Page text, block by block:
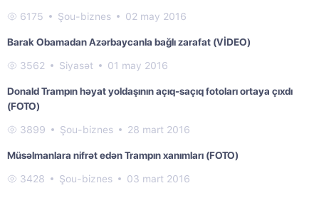
6175 Şou-biznes 02 may 2016
Barak Obamadan Azərbaycanla bağlı zarafat (VİDEO)
3562 Siyasət 01 may 2016
Donald Trampın həyat yoldaşının açıq-saçıq fotoları ortaya çıxdı
(FOTO)
3899 Şou-biznes 28 mart 2016
Müsəlmanlara nifrət edən Trampın xanımları (FOTO)
3428 Şou-biznes 03 mart 2016